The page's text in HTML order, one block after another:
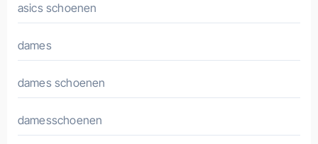
asics schoenen
dames
dames schoenen
damesschoenen